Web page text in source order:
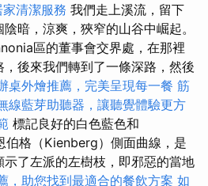
清潔服務 我們走上溪流，留下
暗，涼爽，狹窄的山谷中崛起。
區的董事會交界處，在那裡
後來我們轉到了一條深路，然後
桌外燴推薦，完美呈現每一餐 筋
線藍芽助聽器，讓聽覺體驗更方
標記良好的白色藍色和
格（Kienberg）側面曲線，是
了左派的左樹枝，即邪惡的當地
，助您找到最適合的餐飲方案 如